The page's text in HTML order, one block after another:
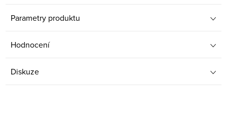
Parametry produktu
Hodnocení
Diskuze